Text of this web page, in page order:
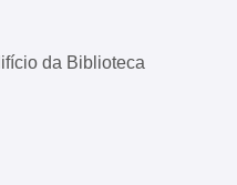
da Biblioteca